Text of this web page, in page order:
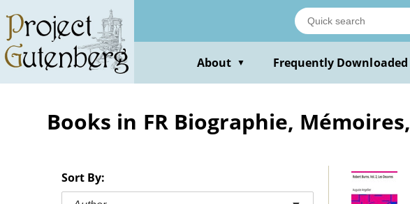
main
content
About ▼ Frequently Downloaded
Books in FR Biographie,
Sort By: